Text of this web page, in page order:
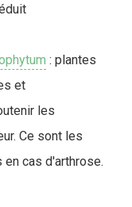
: plantes
et
les
Ce sont les
cas d'arthrose.